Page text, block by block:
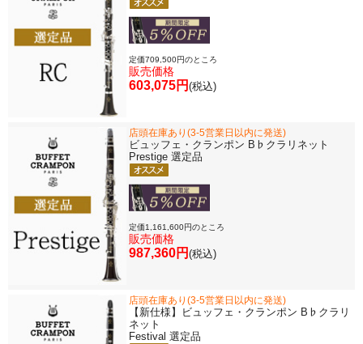
定価709,500円のところ
販売価格
603,075円 (税込)
店頭在庫あり(3-5営業日以内に発送)
ビュッフェ・クランポン B♭クラリネット
Prestige 選定品
定価1,161,600円のところ
販売価格
987,360円 (税込)
店頭在庫あり(3-5営業日以内に発送)
【新仕様】ビュッフェ・クランポン B♭クラリ
ネット
Festival 選定品